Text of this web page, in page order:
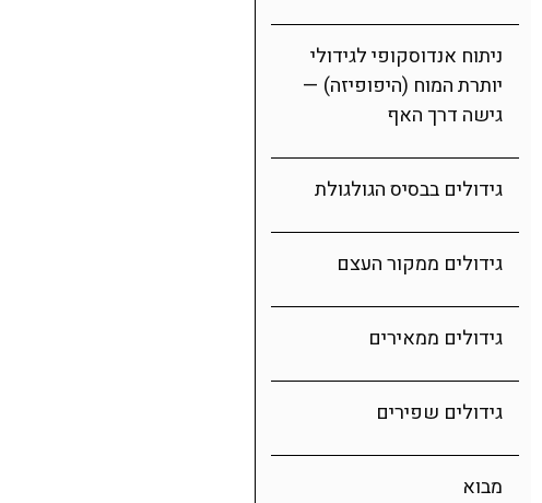
ניתוח אנדוסקופי לגידולי
יותרת המוח (היפופיזה) —
גישה דרך האף
גידולים בבסיס הגולגולת
גידולים ממקור העצם
גידולים ממאירים
גידולים שפירים
מבוא